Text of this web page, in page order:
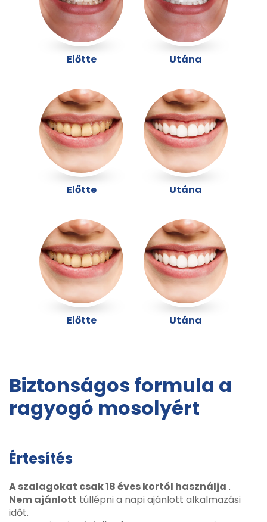
Előtte Utána
Előtte Utána
Előtte Utána
Biztonságos formula a
ragyogó mosolyért
Értesítés
A szalagokat csak 18 éves kortól használja .
Nem ajánlott túllépni a napi ajánlott alkalmazási
időt.